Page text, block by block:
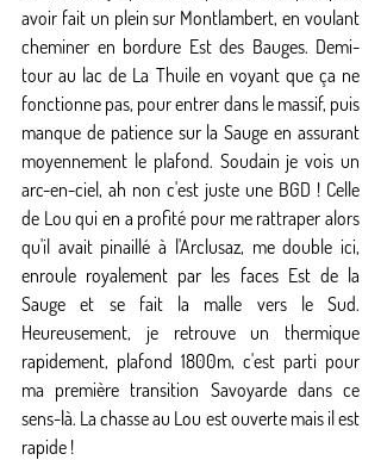
avoir fait un plein sur Montlambert, en voulant
cheminer en bordure Est des Bauges. Demi-
tour au lac de La Thuile en voyant que ça ne
fonctionne pas, pour entrer dans le massif, puis
manque de patience sur la Sauge en assurant
moyennement le plafond. Soudain je vois un
arc-en-ciel, ah non c'est juste une BGD ! Celle
de Lou qui en a profité pour me rattraper alors
qu'il avait pinaillé à l'Arclusaz, me double ici,
enroule royalement par les faces Est de la
Sauge et se fait la malle vers le Sud.
Heureusement, je retrouve un thermique
rapidement, plafond 1800m, c'est parti pour
ma première transition Savoyarde dans ce
sens-là. La chasse au Lou est ouverte mais il est
rapide !